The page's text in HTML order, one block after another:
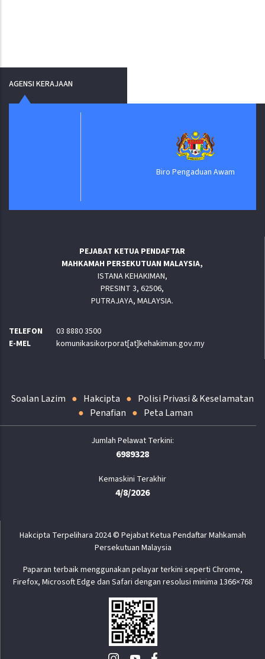
AGENSI KERAJAAN
Biro Pengaduan Awam
PEJABAT KETUA PENDAFTAR
MAHKAMAH PERSEKUTUAN MALAYSIA,
ISTANA KEHAKIMAN,
PRESINT 3, 62506,
PUTRAJAYA, MALAYSIA.
TELEFON
03 8880 3500
E-MEL
komunikasikorporat[at]kehakiman.gov.my
Soalan Lazim Hakcipta
Polisi Privasi & Keselamatan
Penafian
Peta Laman
6989328
Kemaskini Terakhir
4/8/2026
Hakcipta Terpelihara 2024 © Pejabat Ketua Pendaftar Mahkamah
Persekutuan Malaysia
Paparan terbaik menggunakan pelayar terkini seperti Chrome,
Firefox, Microsoft Edge dan Safari dengan resolusi minima 1366×768